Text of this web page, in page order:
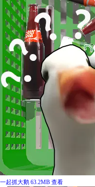
一起抓大鹅 63.2MB 查看